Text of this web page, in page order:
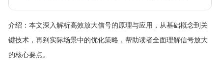
介绍： 本文深入解析高效放大信号的原理与应用，从基础概念到关
键技术，再到实际场景中的优化策略，帮助读者全面理解信号放大
的核心要点。